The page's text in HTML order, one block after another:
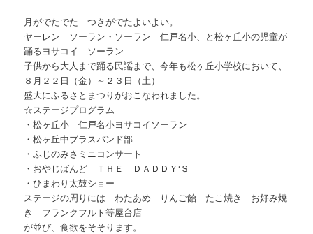
月がでたでた つきがでたよいよい。
ヤーレン ソーラン・ソーラン 仁戸名小、と松ヶ丘小の児童が
踊るヨサコイ ソーラン
子供から大人まで踊る民謡まで、今年も松ヶ丘小学校において、
８月２２日（金）～２３日（土）
盛大にふるさとまつりがおこなわれました。
☆ステージプログラム
・松ヶ丘小 仁戸名小ヨサコイソーラン
・松ヶ丘中ブラスバンド部
・ふじのみさミニコンサート
・おやじばんど ＴＨＥ ＤＡＤＤＹ‘Ｓ
・ひまわり太鼓ショー
ステージの周りには わたあめ りんご飴 たこ焼き お好み焼
き フランクフルト等屋台店
が並び、食欲をそそります。